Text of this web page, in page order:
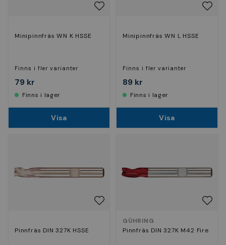
Minipinnfräs WN K HSSE
Finns i fler varianter
79 kr
Finns i lager
Visa
Minipinnfräs WN L HSSE
Finns i fler varianter
89 kr
Finns i lager
Visa
Pinnfräs DIN 327K HSSE
GÜHRING
Pinnfräs DIN 327K M42 Fire